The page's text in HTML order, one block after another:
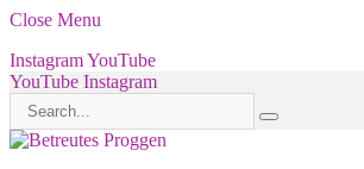
Close Menu
InstagramYouTube
YouTube Instagram